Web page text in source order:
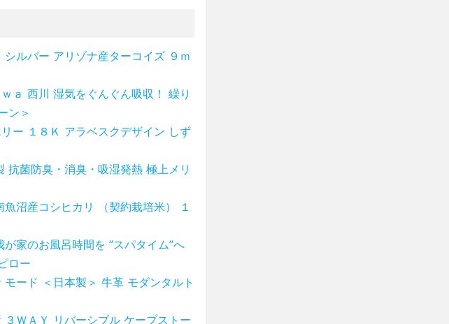
ルバー アリゾナ産ターコイズ ９ｍ
ａ 西川 湿気をぐんぐん吸収！ 繰り
ン＞
ー １８Ｋ アラベスクデザイン しず
菌防臭・消臭・吸湿発熱 極上メリ
沼産コシヒカリ （契約栽培米） １
家のお風呂時間を ”スパタイム”へ
ロー
ード ＜日本製＞ 牛革 モダンタルト
ＷＡＹ リバーシブル ケープストー